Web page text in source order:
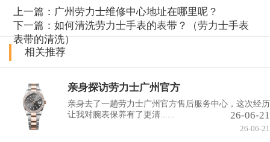
上一篇： 广州劳力士维修中心地址在哪里呢？
下一篇：如何清洗劳力士手表的表带？（劳力士手表
表带的清洗）
相关推荐
亲身探访劳力士广州官方
亲身去了一趟劳力士广州官方售后服务中心，这次经历
让我对腕表保养有了更清......
26-06-21
26-06-21